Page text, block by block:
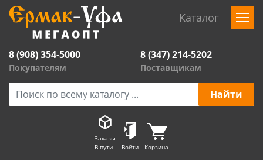
Каталог
8 (908) 354-5000
Покупателям
8 (347) 214-5202
Поставщикам
Заказы
В пути
Войти Корзина